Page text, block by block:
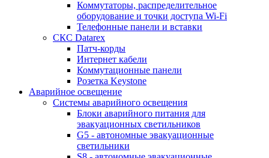
Коммутаторы, распределительное
оборудование и точки доступа Wi-Fi
Телефонные панели и вставки
СКС Datarex
Патч-корды
Интернет кабели
Коммутационные панели
Розетка Keystone
Аварийное освещение
Системы аварийного освещения
Блоки аварийного питания для
эвакуационных светильников
G5 - автономные эвакуационные
светильники